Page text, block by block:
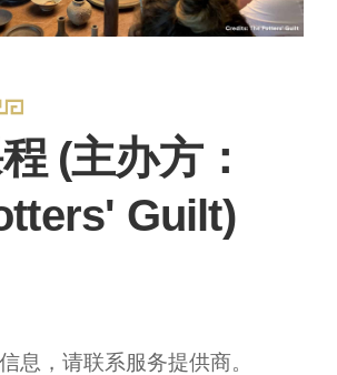
(主办方：
Guilt)
息，请联系服务提供商。